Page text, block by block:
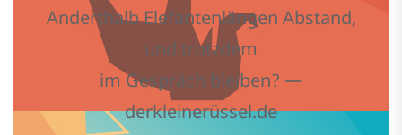
Anderthalb Elefantenlängen Abstand,
und trotzdem
im Gespräch bleiben? —
derkleinerüssel.de